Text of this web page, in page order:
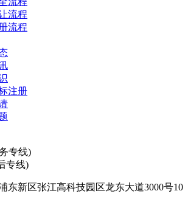
流程
流程
注册
专线)
专线)
东新区张江高科技园区龙东大道3000号10